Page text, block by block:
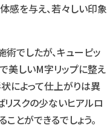
感を与え、若々しい印象
でしたが、キューピッ
美しいM字リップに整え
によって仕上がりは異
スクの少ないヒアルロ
とができるでしょう。